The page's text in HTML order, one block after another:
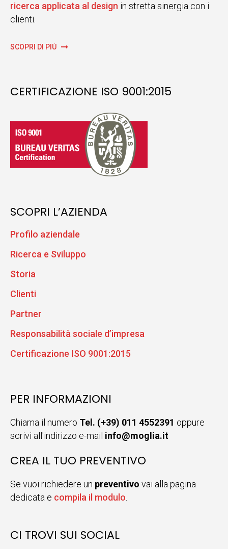
ricerca applicata al design in stretta sinergia con i
clienti.
SCOPRI DI PIÙ
CERTIFICAZIONE ISO 9001:2015
SCOPRI L’AZIENDA
Profilo aziendale
Ricerca e Sviluppo
Storia
Clienti
Partner
Responsabilità sociale d’impresa
Certificazione ISO 9001:2015
PER INFORMAZIONI
Chiama il numero Tel. (+39) 011 4552391 oppure
scrivi all'indirizzo e-mail info@moglia.it
CREA IL TUO PREVENTIVO
Se vuoi richiedere un preventivo vai alla pagina
dedicata e compila il modulo.
CI TROVI SUI SOCIAL